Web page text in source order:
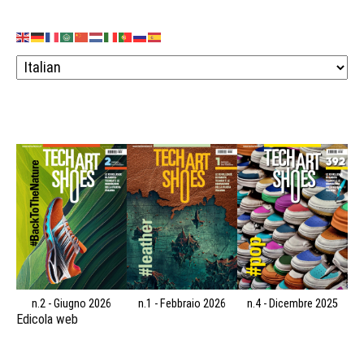
n.2 - Giugno 2026 n.1 - Febbraio 2026 n.4 - Dicembre 2025
Edicola web